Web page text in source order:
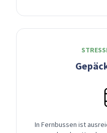
In Fernbussen ist